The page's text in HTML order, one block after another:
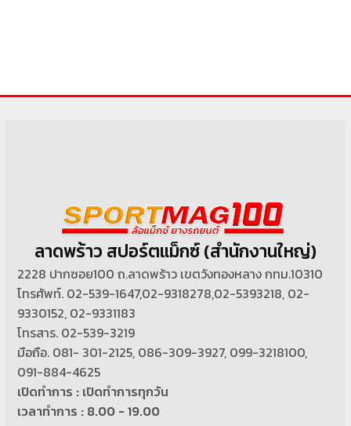
ลาดพร้าว สปอร์ตแม็กซ์ (สำนักงานใหญ่)
2228 ปากซอย100 ถ.ลาดพร้าว เขตวังทองหลาง กทม.10310
โทรศัพท์. 02-539-1647,02-9318278,02-5393218, 02-
9330152, 02-9331183
โทรสาร. 02-539-3219
มือถือ. 081- 301-2125, 086-309-3927, 099-3218100,
091-884-4625
เปิดทำการ : เปิดทำการทุกวัน
เวลาทำการ : 8.00 - 19.00